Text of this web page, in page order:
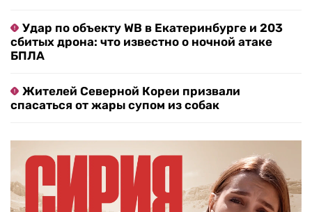
Удар по объекту WB в Екатеринбурге и 203
сбитых дрона: что известно о ночной атаке
БПЛА
Жителей Северной Кореи призвали
спасаться от жары супом из собак